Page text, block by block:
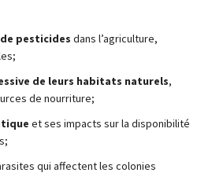
pesticides dans l’agriculture,
de leurs habitats naturels,
de nourriture;
et ses impacts sur la disponibilité
qui affectent les colonies